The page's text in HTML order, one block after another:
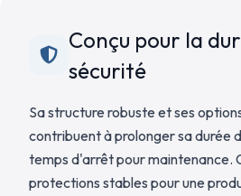
Conçu pour la
sécurité
Sa structure robuste et ses
contribuent à prolonger sa durée
temps d'arrêt pour maintenance.
protections stables pour une